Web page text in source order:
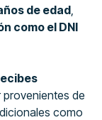
de edad,
como el DNI
provenientes de
como